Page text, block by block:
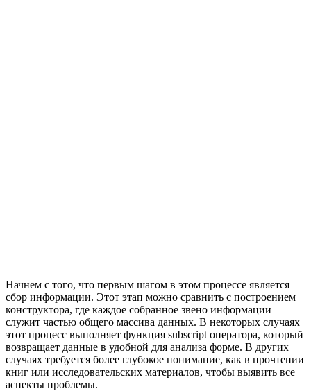
Начнем с того, что первым шагом в этом процессе является
сбор информации. Этот этап можно сравнить с построением
конструктора, где каждое собранное звено информации
служит частью общего массива данных. В некоторых случаях
этот процесс выполняет функция subscript оператора, который
возвращает данные в удобной для анализа форме. В других
случаях требуется более глубокое понимание, как в прочтении
книг или исследовательских материалов, чтобы выявить все
аспекты проблемы.